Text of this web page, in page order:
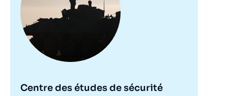
Centre des études de sécurité